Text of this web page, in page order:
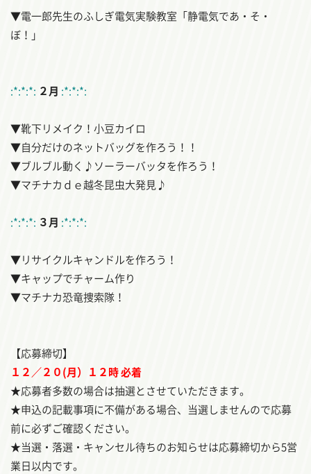
▼電一郎先生のふしぎ電気実験教室「静電気であ・そ・
ぼ！」
:*:*:*: ２月 :*:*:*:
▼靴下リメイク！小豆カイロ
▼自分だけのネットバッグを作ろう！！
▼ブルブル動く♪ソーラーバッタを作ろう！
▼マチナカｄｅ越冬昆虫大発見♪
:*:*:*: ３月 :*:*:*:
▼リサイクルキャンドルを作ろう！
▼キャップでチャーム作り
▼マチナカ恐竜捜索隊！
【応募締切】
１２／２０(月）１２時 必着
★応募者多数の場合は抽選とさせていただきます。
★申込の記載事項に不備がある場合、当選しませんので応募
前に必ずご確認ください。
★当選・落選・キャンセル待ちのお知らせは応募締切から5営
業日以内です。